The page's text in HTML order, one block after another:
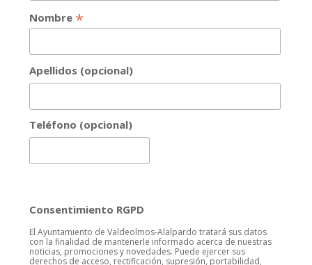
Nombre *
Apellidos (opcional)
Teléfono (opcional)
Consentimiento RGPD
El Ayuntamiento de Valdeolmos-Alalpardo tratará sus datos
con la finalidad de mantenerle informado acerca de nuestras
noticias, promociones y novedades. Puede ejercer sus
derechos de acceso, rectificación, supresión, portabilidad,